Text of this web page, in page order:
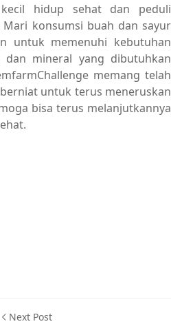
hidup sehat dan peduli
konsumsi buah dan sayur
untuk memenuhi kebutuhan
mineral yang dibutuhkan
memang telah
untuk terus meneruskan
bisa terus melanjutkannya
Next Post